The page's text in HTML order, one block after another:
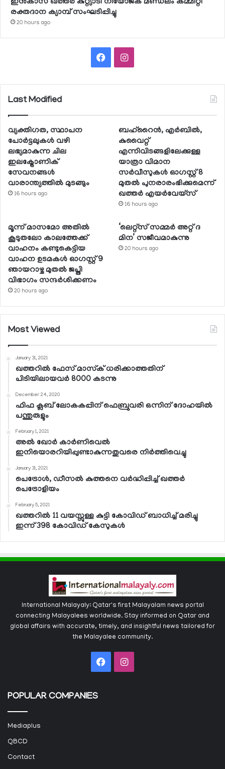
രക്തദാന ക്യാമ്പ് സംഘടിപ്പിച്ചു
20 hours ago
FacebookInstagram
Last Modified
വ്യക്തിഗത, സ്ഥാപന
പോര്‍ട്ടലുകള്‍ വഴി
ലഭ്യമാകുന്ന ചില
ഇലക്ട്രോണിക്
സേവനങ്ങള്‍
വാരാന്ത്യത്തില്‍ മുടങ്ങും
16 hours ago
ബഹ്റൈന്‍, എര്‍ബില്‍,
കുവൈറ്റ്
എന്നിവിടങ്ങളിലേക്കുള്ള
യാത്രാ വിമാന
സര്‍വീസുകള്‍ ഓഗസ്റ്റ് 8
മുതല്‍ പുനരാരംഭിക്കുമെന്ന്
ഖത്തര്‍ എയര്‍വേയ്സ്
16 hours ago
മൂന്ന് മാസമോ അതില്‍
കൂടുതലോ കാലത്തേക്ക്
വാഹനം കണ്ടുകെട്ടിയ
വാഹന ഉടമകള്‍ ഓഗസ്റ്റ് 9
ഞായറാഴ്ച മുതല്‍ ജപ്തി
വിഭാഗം സന്ദര്‍ശിക്കണം
20 hours ago
‘ലെറ്റ്‌സ് സമ്മര്‍ അറ്റ് ദ
മിന’ സജീവമാകുന്നു
20 hours ago
Most Viewed
January 31, 2021
ഖത്തറില്‍ ഫേസ് മാസ്‌ക് ധരിക്കാത്തതിന്
പിടിയിലായവര്‍ 8000 കടന്നു
December 24, 2020
ഫിഫ ക്ലബ് ലോകകപ്പിന് ഫെബ്രുവരി ഒന്നിന് ദോഹയില്‍
പന്തുരുളും
February 1, 2021
അല്‍ ഖോര്‍ കാര്‍ണിവെല്‍
ഇനിയൊരറിയിപ്പുണ്ടാകുന്നതുവരെ നിര്‍ത്തിവെച്ചു
January 31, 2021
പെട്രോള്‍, ഡീസല്‍ കുത്തനെ വര്‍ദ്ധിപ്പിച്ച് ഖത്തര്‍
പെട്രോളിയം
February 5, 2021
ഖത്തറില്‍ 11 വയസ്സുള്ള കുട്ടി കോവിഡ് ബാധിച്ച് മരിച്ചു
ഇന്ന് 398 കോവിഡ് കേസുകള്‍
International Malayaly: Qatar's first Malayalam news portal
connecting Malayalees worldwide. Stay informed on Qatar and
global affairs with accurate, timely, and insightful news tailored for
the Malayalee community.
FacebookInstagram
POPULAR COMPANIES
Mediaplus
QBCD
Contact